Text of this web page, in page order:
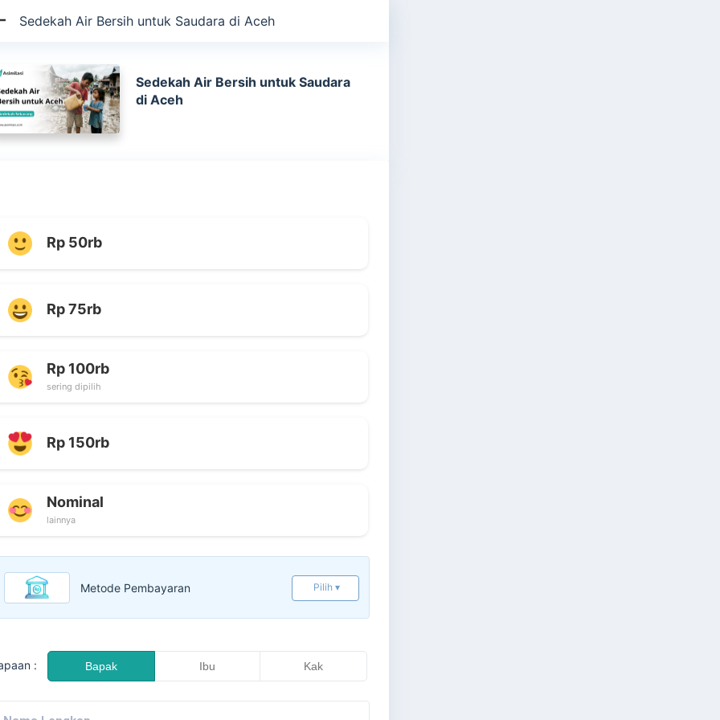
Sedekah Air Bersih untuk Saudara di Aceh
Sedekah Air Bersih untuk Saudara
di Aceh
Rp 50rb
Rp 75rb
Rp 100rb
sering dipilih
Rp 150rb
Nominal
lainnya
Metode Pembayaran Pilih ▾
: Bapak Ibu Kak